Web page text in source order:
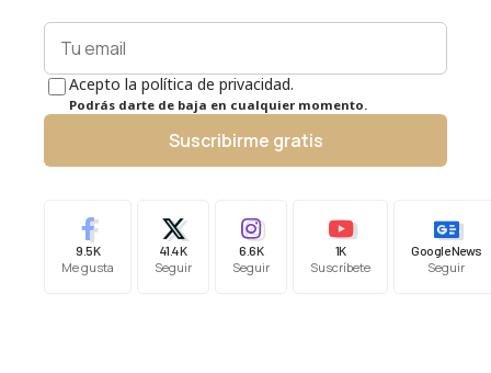
Acepto la política de privacidad.
Podrás darte de baja en cualquier momento.
Suscribirme gratis
9.5K
Me gusta
41.4K
Seguir
6.6K
Seguir
1K
Suscríbete
Google News
Seguir